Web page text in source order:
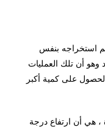
استخراجه بنفس
أن تلك العمليات
على كمية أكبر
، هي أن ارتفاع درجة